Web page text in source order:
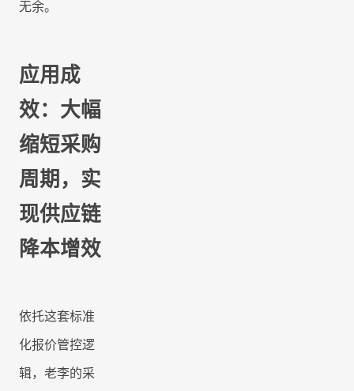
无余。
应用成
效：大幅
缩短采购
周期，实
现供应链
降本增效
依托这套标准
化报价管控逻
辑，老李的采